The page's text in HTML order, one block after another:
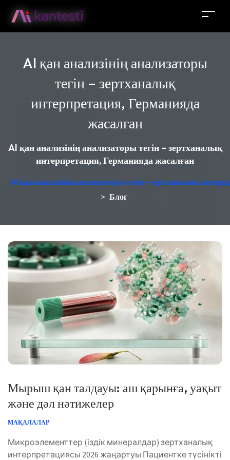
AI қан анализінің анализаторы
тегін – зертханалық
интерпретация, Германияда
жасалған
AI қан анализінің анализаторы тегін – зертханалық
интерпретация, Германияда жасалған
AI қан анализінің анализаторы тегін – зертханалық
> Блог
Мырыш қан талдауы: аш қарынға, уақыт
және дәл нәтижелер
МАҚАЛАЛАР
Микроэлементтер (іздік минералдар) зертханалық
интерпретациясы 2026 жаңартуы Пациентке түсінікті